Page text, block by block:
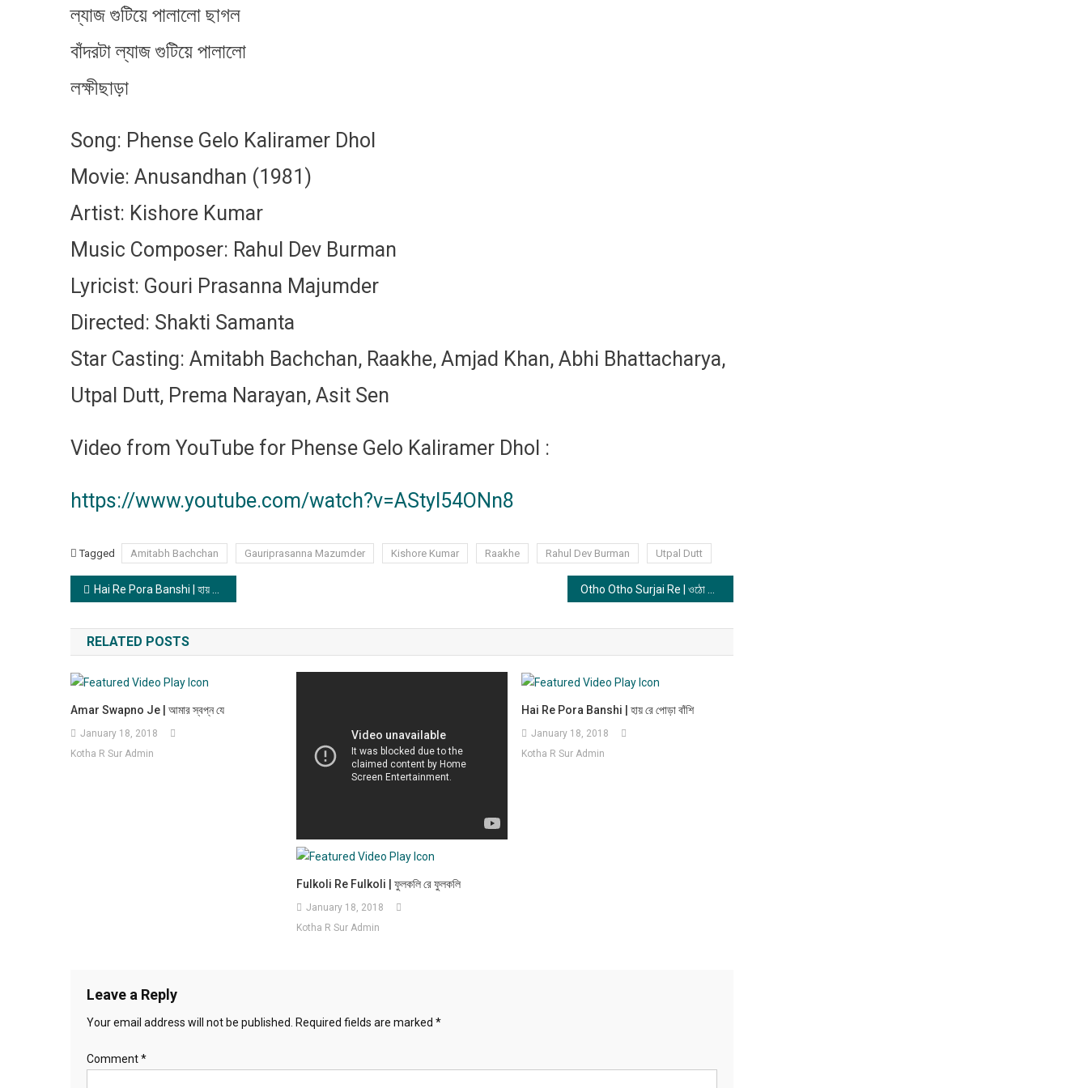
ল্যাজ গুটিয়ে পালালো ছাগল
বাঁদরটা ল্যাজ গুটিয়ে পালালো
লক্ষীছাড়া
Song: Phense Gelo Kaliramer Dhol
Movie: Anusandhan (1981)
Artist: Kishore Kumar
Music Composer: Rahul Dev Burman
Lyricist: Gouri Prasanna Majumder
Directed: Shakti Samanta
Star Casting: Amitabh Bachchan, Raakhe, Amjad Khan, Abhi Bhattacharya,
Utpal Dutt, Prema Narayan, Asit Sen
Video from YouTube for Phense Gelo Kaliramer Dhol :
https://www.youtube.com/watch?v=AStyl54ONn8
Tagged Amitabh Bachchan Gauriprasanna Mazumder Kishore Kumar Raakhe Rahul Dev Burman Utpal Dutt
Post navigation
Hai Re Pora Banshi | হায় রে পোড়া বাঁশি
RELATED POSTS
Amar Swapno Je | আমার স্বপ্ন যে
January 18, 2018
Kotha R Sur Admin
Fulkoli Re Fulkoli | ফুলকলি রে ফুলকলি
January 18, 2018
Kotha R Sur Admin
Hai Re Pora Banshi | হায় রে পোড়া বাঁশি
January 18, 2018
Kotha R Sur Admin
Leave a Reply
Your email address will not be published. Required fields are marked *
Comment*